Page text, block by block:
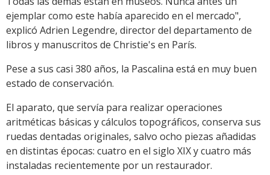
ejemplar como este había aparecido en el mercado",
explicó Adrien Legendre, director del departamento de
libros y manuscritos de Christie's en París.
Pese a sus casi 380 años, la Pascalina está en muy buen
estado de conservación.
El aparato, que servía para realizar operaciones
aritméticas básicas y cálculos topográficos, conserva sus
ruedas dentadas originales, salvo ocho piezas añadidas
en distintas épocas: cuatro en el siglo XIX y cuatro más
instaladas recientemente por un restaurador.